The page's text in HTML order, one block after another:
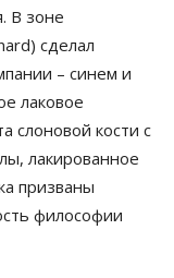
В зоне
сделал
– синем и
лаковое
слоновой кости с
лакированное
призваны
философии